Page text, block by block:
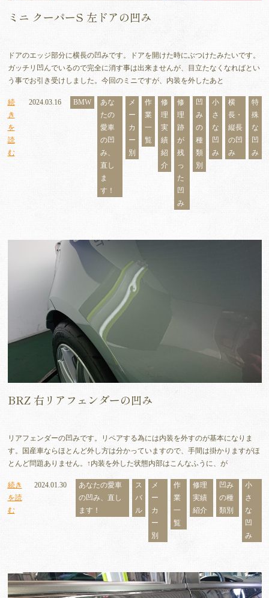
ミニ クーパーS 左ドアの凹み
ドアのエッジ部分に横長の凹みです。ドアを開けた時にぶつけたみたいです。
ガッチリ凹んでいるので完全に消す事は出来ませんが、目立たなくなればとい
う事でお引き受けしました。今回のミニですが、内装を外したあと
続
き
を
読
む
2024.03.16 BMW
あな
たの
愛車
の凹
み、
直し
ま
す！
メ
ー
カ
ー
別
作
業
一
覧
修
理
実
績
紹
介
修
理
跡
が
残
っ
た
凹
み
凹
み
の
種
類
別
小
さ
な
凹
み
横
長・
縦長
の凹
み
特
殊
な
凹
み
BRZ 右リアフェンダーの凹み
リアフェンダーの凹みです。リペアする為には内装を外すのが基本になりま
す。国産車ならほとんど外し方は分かっていますので、手間は掛かりますがほ
とんど問題ありません。↑内装を外した状態内部はこんなふうに、が
続き
を読
む
2024.01.30
あなたの愛車
の凹み、直し
ます！
ス
バ
ル
メ
ー
カ
ー
別
作
業
一
覧
修理
実績
紹介
凹み
の種
類別
小
さ
な
凹
み